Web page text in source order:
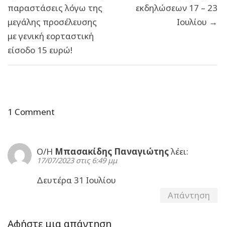
παραστάσεις λόγω της
μεγάλης προσέλευσης
με γενική εορταστική
είσοδο 15 ευρώ!
εκδηλώσεων 17 – 23
Ιουλίου →
1 Comment
Ο/Η Μπασακίδης Παναγιώτηςλέει:
17/07/2023 στις 6:49 μμ
Δευτέρα 31 Ιουλίου
Απάντηση
Αφήστε μια απάντηση